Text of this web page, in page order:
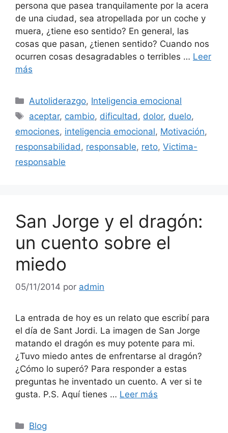
persona que pasea tranquilamente por la acera
de una ciudad, sea atropellada por un coche y
muera, ¿tiene eso sentido? En general, las
cosas que pasan, ¿tienen sentido? Cuando nos
ocurren cosas desagradables o terribles … Leer
más
Categorías
Autoliderazgo, Inteligencia emocional
Etiquetas
aceptar, cambio, dificultad, dolor, duelo,
emociones, inteligencia emocional, Motivación,
responsabilidad, responsable, reto, Victima-
responsable
San Jorge y el dragón:
un cuento sobre el
miedo
05/11/2014 por admin
La entrada de hoy es un relato que escribí para
el día de Sant Jordi. La imagen de San Jorge
matando el dragón es muy potente para mi.
¿Tuvo miedo antes de enfrentarse al dragón?
¿Cómo lo superó? Para responder a estas
preguntas he inventado un cuento. A ver si te
gusta. P.S. Aquí tienes … Leer más
Categorías
Blog